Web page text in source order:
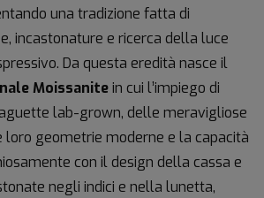
una tradizione fatta di
incastonature e ricerca della luce
Da questa eredità nasce il
Moissanitein cui l’impiego di
lab-grown, delle meravigliose
geometrie moderne e la capacità
con il design della cassa e
negli indici e nella lunetta,